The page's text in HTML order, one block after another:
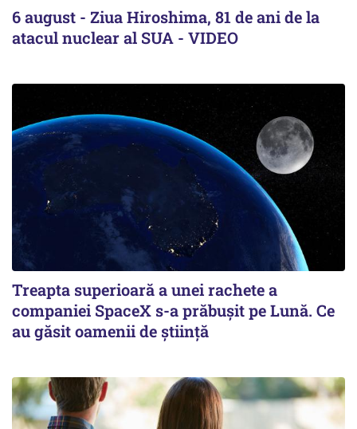
6 august - Ziua Hiroshima, 81 de ani de la
atacul nuclear al SUA - VIDEO
Treapta superioară a unei rachete a
companiei SpaceX s-a prăbușit pe Lună. Ce
au găsit oamenii de știință